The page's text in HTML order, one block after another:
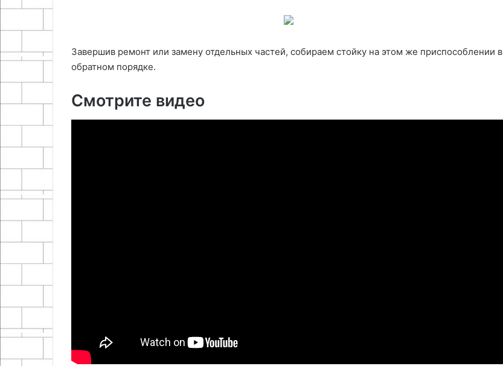
Завершив ремонт или замену отдельных частей, собираем стойку на этом же приспособлении в
обратном порядке.
Смотрите видео